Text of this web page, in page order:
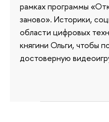
рамках программы
заново». Историки,
области цифровых
княгини Ольги, чтобы
достоверную